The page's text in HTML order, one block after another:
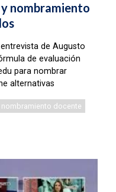
nombramiento
de Augusto
de evaluación
para nombrar
alternativas
nombramiento docente